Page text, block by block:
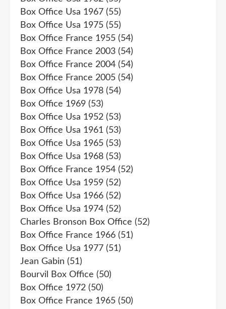
Box Office Usa 1967 (55)
Box Office Usa 1975 (55)
Box Office France 1955 (54)
Box Office France 2003 (54)
Box Office France 2004 (54)
Box Office France 2005 (54)
Box Office Usa 1978 (54)
Box Office 1969 (53)
Box Office Usa 1952 (53)
Box Office Usa 1961 (53)
Box Office Usa 1965 (53)
Box Office Usa 1968 (53)
Box Office France 1954 (52)
Box Office Usa 1959 (52)
Box Office Usa 1966 (52)
Box Office Usa 1974 (52)
Charles Bronson Box Office (52)
Box Office France 1966 (51)
Box Office Usa 1977 (51)
Jean Gabin (51)
Bourvil Box Office (50)
Box Office 1972 (50)
Box Office France 1965 (50)